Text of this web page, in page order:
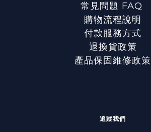
常見問題 FAQ
購物流程說明
付款服務方式
退換貨政策
產品保固維修政策
追蹤我們